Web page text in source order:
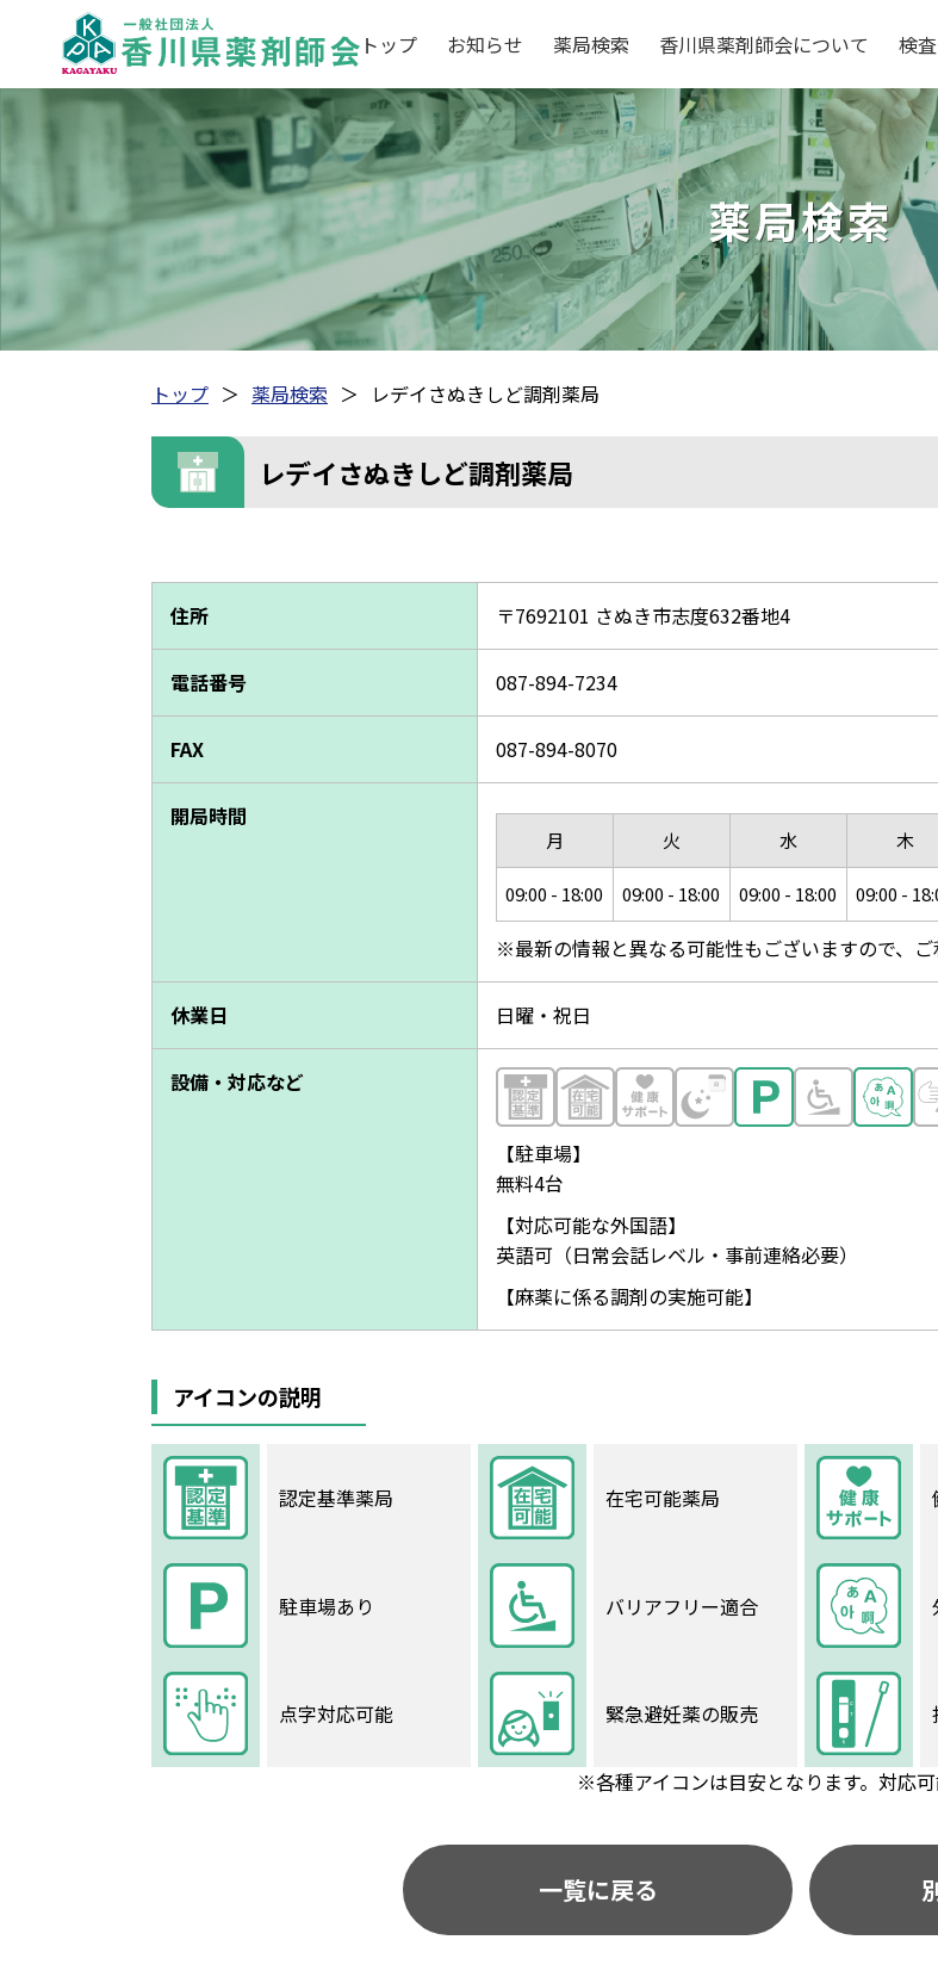
トップ お知らせ 薬局検索 香川県薬剤師会について 検
薬局検索
トップ 薬局検索 レデイさぬきしど調剤薬局
レデイさぬきしど調剤薬局
住所 〒7692101 さぬき市志度632番地4
電話番号 087-894-7234
FAX 087-894-8070
開局時間
月
09:00 - 18:00
火
09:00 - 18:00
水
09:00 - 18:00
木
09:00 -
※最新の情報と異なる可能性もございますので、ご
休業日 日曜・祝日
設備・対応など
【駐車場】
無料4台
【対応可能な外国語】
英語可（日常会話レベル・事前連絡必要）
【麻薬に係る調剤の実施可能】
アイコンの説明
認定基準薬局 在宅可能薬局
駐車場あり バリアフリー適合
点字対応可能 緊急避妊薬の販売
※各種アイコンは目安となります。対応
一覧に戻る